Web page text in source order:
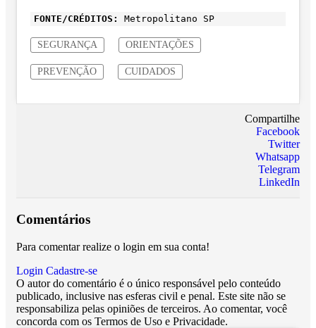
FONTE/CRÉDITOS: Metropolitano SP
SEGURANÇA ORIENTAÇÕES
PREVENÇÃO CUIDADOS
Compartilhe
Facebook
Twitter
Whatsapp
Telegram
LinkedIn
Comentários
Para comentar realize o login em sua conta!
Login Cadastre-se
O autor do comentário é o único responsável pelo conteúdo
publicado, inclusive nas esferas civil e penal. Este site não se
responsabiliza pelas opiniões de terceiros. Ao comentar, você
concorda com os Termos de Uso e Privacidade.